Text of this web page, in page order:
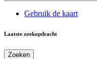
Gebruik de kaart
Laatste zoekopdracht
Zoeken